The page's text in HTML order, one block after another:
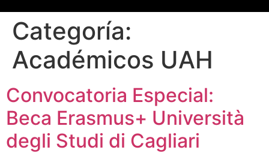
Categoría:
Académicos UAH
Convocatoria Especial:
Beca Erasmus+ Università
degli Studi di Cagliari